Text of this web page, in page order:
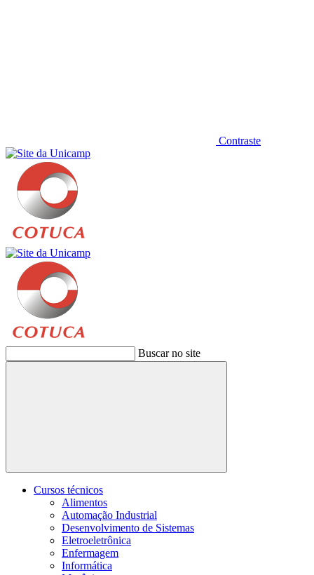
Contraste
Buscar no site
Buscar
Cursos técnicos
Alimentos
Automação Industrial
Desenvolvimento de Sistemas
Eletroeletrônica
Enfermagem
Informática